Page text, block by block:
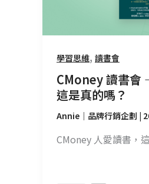
學習思維, 讀書會
CMoney 讀書會
這是真的嗎？
Annie｜品牌行銷企劃 |
CMoney 人愛讀書，
你
的
這
是
真
嗎？